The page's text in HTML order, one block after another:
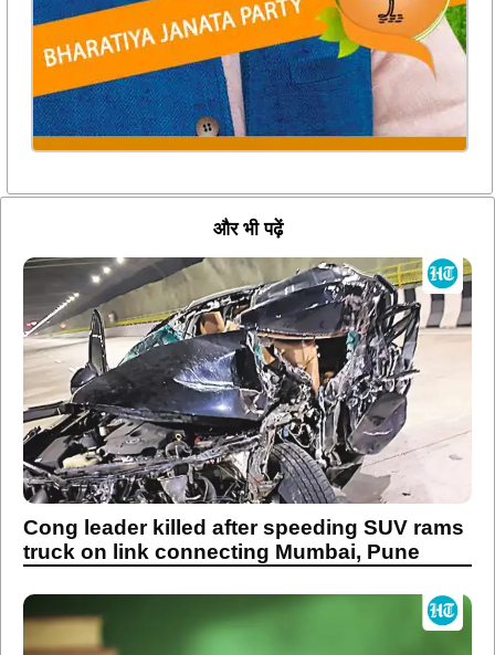
और भी पढ़ें
Cong leader killed after speeding SUV rams
truck on link connecting Mumbai, Pune